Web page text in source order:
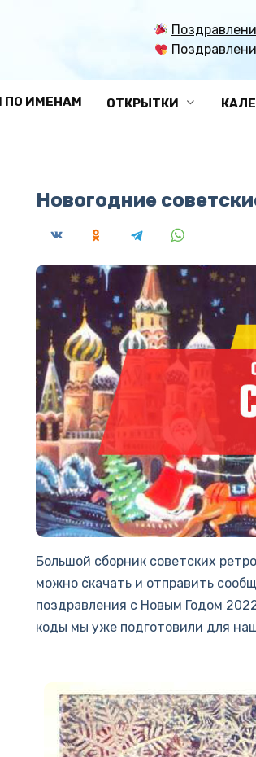
ПО ИМЕНАМ ОТКРЫТКИ
Новогодние
Большой сборник советских
можно скачать и отправить
поздравления с Новым Годом
коды мы уже подготовили для